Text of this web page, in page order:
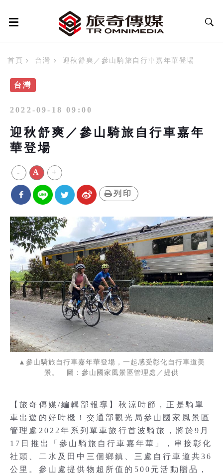
首頁 台灣 迎秋舒爽／參山騎旅自行車嘉年華登場
台灣
2022-09-18 09:00
迎秋舒爽／參山騎旅自行車嘉年
華登場
- A +
列印
▲參山騎旅自行車嘉年華登場，一起感受彰化自行車道美
景。 圖：參山國家風景區管理處／提供
【旅奇傳媒/編輯部報導】秋涼時節，正是騎單
車出遊的好時機！交通部觀光局參山國家風景區
管理處2022年系列單車旅行首波騎旅，將於9月
17日推出「參山騎旅自行車嘉年華」，串接彰化
社頭、二水及田中三個鄉鎮、三處自行車道共36
公里。參山處提供物超所值的500元活動贈品，